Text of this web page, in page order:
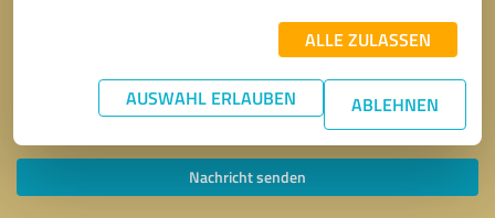
ALLE ZULASSEN
AUSWAHL ERLAUBEN ABLEHNEN
Bitte um Rückruf * Erforderliche Angaben
Nachricht senden